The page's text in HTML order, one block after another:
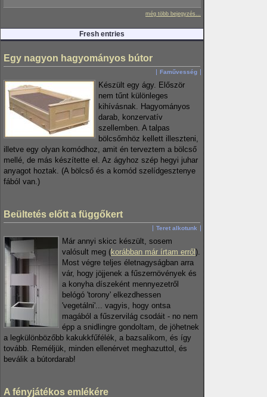
még több bejegyzés...
Fresh entries
Egy nagyon hagyományos bútor
Faművesség
Készült egy ágy. Először
nem tűnt különleges
kihívásnak. Hagyományos
darab, konzervatív
szellemben. A talpas
bölcsőmhöz kellett illeszteni,
illetve egy olyan komódhoz, amit én terveztem a bölcső
mellé, de más készítette el. Az ágyhoz szép hegyi juhar
anyagot hoztak. (A bölcső és a komód szelídgesztenye
fából van.)
Beültetés előtt a függőkert
Teret alkotunk
Már annyi skicc készült, sosem
valósult meg (korábban már írtam erről ).
Most végre teljes életnagyságban arra
vár, hogy jöjjenek a fűszernövények és
a konyha díszeként mennyezetről
belógó 'torony' elkezdhessen
'vegetálni'... vagyis, hogy ontsa
magából a fűszervilág csodáit - no nem
épp a snidlingre gondoltam, de jöhetnek
a legkülönbözőbb kakukkfűfélék, a bazsalikom, és így
tovább. Reméljük, minden ellenérvet meghazuttol, és
beválik a bútordarab!
A fényjátékos emlékére